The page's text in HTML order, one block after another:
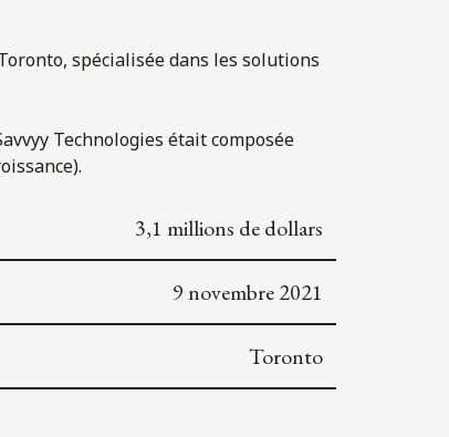
spécialisée dans les solutions
Technologies était composée
3,1 millions de dollars
9 novembre 2021
Toronto